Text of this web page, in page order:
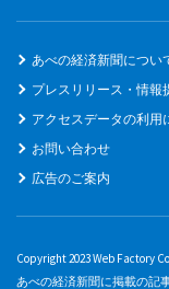
あべの経済新聞につい
プレスリリース・情報
アクセスデータの利用
お問い合わせ
広告のご案内
Copyright 2023 Web Factory
あべの経済新聞に掲載の記